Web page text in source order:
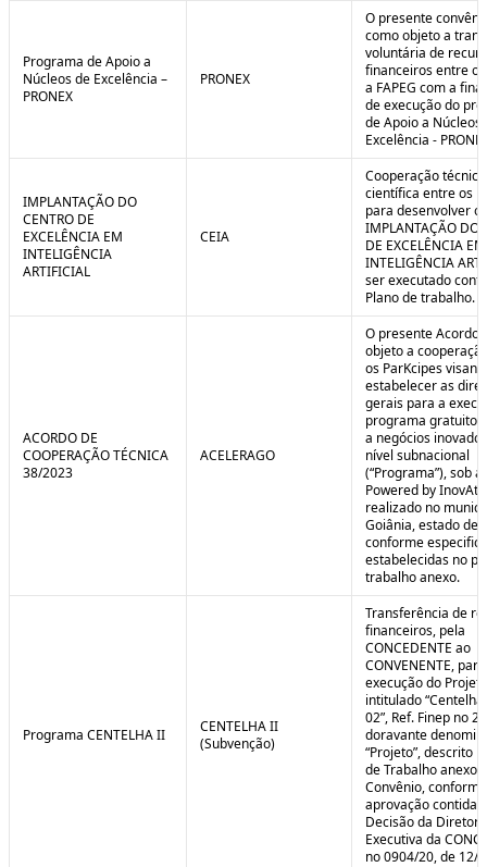
Programa de Apoio a
Núcleos de Excelência –
PRONEX
PRONEX
O presente
como objeto a
voluntária de
financeiros entre o
a FAPEG com a
de execução do
de Apoio a Núcleos
Excelência -
IMPLANTAÇÃO DO
CENTRO DE
EXCELÊNCIA EM
INTELIGÊNCIA
ARTIFICIAL
CEIA
Cooperação
científica entre os
para desenvolver o
IMPLANTAÇÃO DO
DE EXCELÊNCIA EM
INTELIGÊNCIA
ser executado
Plano de trabalho.
ACORDO DE
COOPERAÇÃO TÉCNICA
38/2023
ACELERAGO
O presente Acordo
objeto a
os ParKcipes
estabelecer as
gerais para a
programa gratuito
a negócios
nível subnacional
(“Programa”), sob
Powered by
realizado no
Goiânia, estado de
conforme
estabelecidas no
trabalho anexo.
Programa CENTELHA II
CENTELHA II
(Subvenção)
Transferência de
financeiros, pela
CONCEDENTE ao
CONVENENTE,
execução do Projeto
intitulado
02”, Ref. Finep no
doravante
“Projeto”, descrito
de Trabalho anexo
Convênio, conforme
aprovação contida
Decisão da
Executiva da
no 0904/20, de 12/